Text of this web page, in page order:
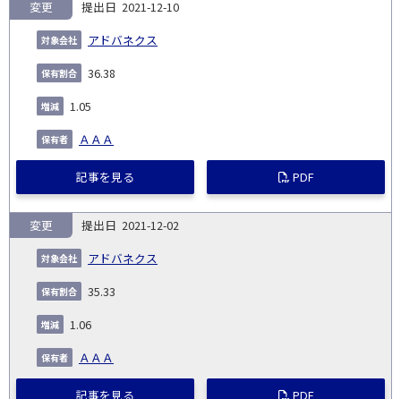
2021-12-10
アドバネクス
変更
36.38
1.05
ＡＡＡ
記事を見る PDF
2021-12-02
アドバネクス
変更
35.33
1.06
ＡＡＡ
記事を見る PDF